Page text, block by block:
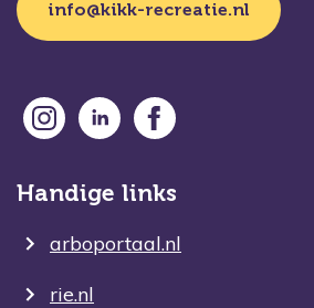
info@kikk-recreatie.nl
Handige links
arboportaal.nl
rie.nl